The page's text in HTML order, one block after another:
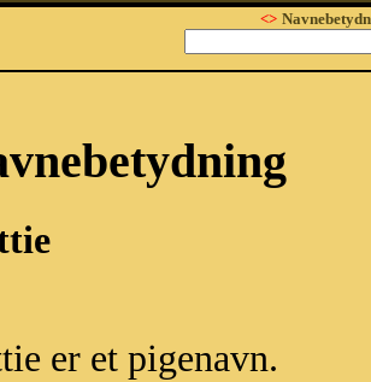
<>
er et pigenavn.